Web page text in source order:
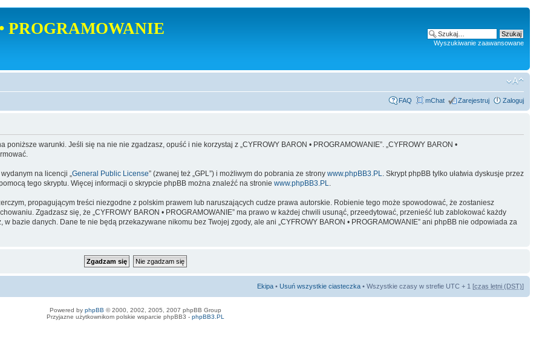
PROGRAMOWANIE
Wyszukiwanie zaawansowane
FAQ mChat Zarejestruj Zaloguj
poniższe warunki. Jeśli się na nie nie zgadzasz, opuść i nie korzystaj z „CYFROWY BARON • PROGRAMOWANIE”. „CYFROWY BARON •
wydanym na licencji „General Public License” (zwanej też „GPL”) i możliwym do pobrania ze strony www.phpBB3.PL. Skrypt phpBB tylko ułatwia dyskusje przez
tego skryptu. Więcej informacji o skrypcie phpBB można znaleźć na stronie www.phpBB3.PL.
propagującym treści niezgodne z polskim prawem lub naruszających cudze prawa autorskie. Robienie tego może spowodować, że zostaniesz
Zgadzasz się, że „CYFROWY BARON • PROGRAMOWANIE” ma prawo w każdej chwili usunąć, przeedytować, przenieść lub zablokować każdy
bazie danych. Dane te nie będą przekazywane nikomu bez Twojej zgody, ale ani „CYFROWY BARON • PROGRAMOWANIE” ani phpBB nie odpowiada za
Ekipa • Usuń wszystkie ciasteczka • Wszystkie czasy w strefie UTC + 1 [czas letni (DST)]
Powered by phpBB © 2000, 2002, 2005, 2007 phpBB Group
Przyjazne użytkownikom polskie wsparcie phpBB3 - phpBB3.PL